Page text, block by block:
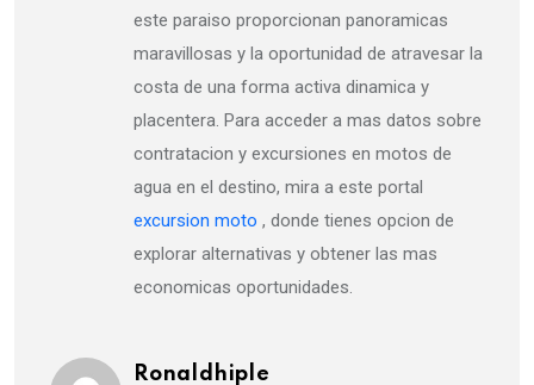
este paraiso proporcionan panoramicas
maravillosas y la oportunidad de atravesar la
costa de una forma activa dinamica y
placentera. Para acceder a mas datos sobre
contratacion y excursiones en motos de
agua en el destino, mira a este portal
excursion moto , donde tienes opcion de
explorar alternativas y obtener las mas
economicas oportunidades.
Ronaldhiple